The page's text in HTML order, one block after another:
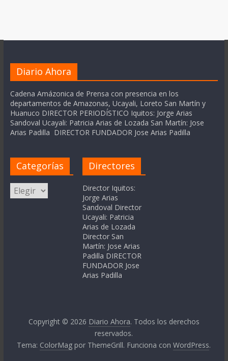
Diario Ahora
Cadena Amázonica de Prensa con presencia en los
departamentos de Amazonas, Ucayali, Loreto San Martín y
Huanuco DIRECTOR PERIODÍSTICO Iquitos: Jorge Arias
Sandoval Ucayali: Patricia Arias de Lozada San Martín: Jose
Arias Padilla DIRECTOR FUNDADOR Jose Arias Padilla
Categorías
Categorías
Directores
Director Iquitos:
Jorge Arias
Sandoval Director
Ucayali: Patricia
Arias de Lozada
Director San
Martín: Jose Arias
Padilla DIRECTOR
FUNDADOR Jose
Arias Padilla
Copyright © 2026 Diario Ahora. Todos los derechos
reservados.
Tema: ColorMag por ThemeGrill. Funciona conWordPress.